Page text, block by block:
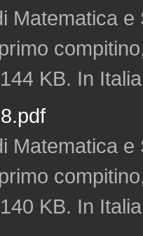
Matematica
KB. In
Matematica
KB. In